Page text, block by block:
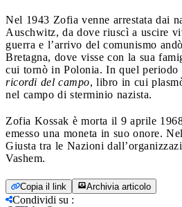
Nel 1943 Zofia venne arrestata dai
Auschwitz, da dove riuscì a uscire
guerra e l’arrivo del comunismo
Bretagna, dove visse con la sua
cui tornò in Polonia. In quel periodo
ricordi del campo, libro in cui
nel campo di sterminio nazista.
Zofia Kossak è morta il 9 aprile
emesso una moneta in suo onore.
Giusta tra le Nazioni
Vashem.
Copia il link Archivia articolo
Condividi su :